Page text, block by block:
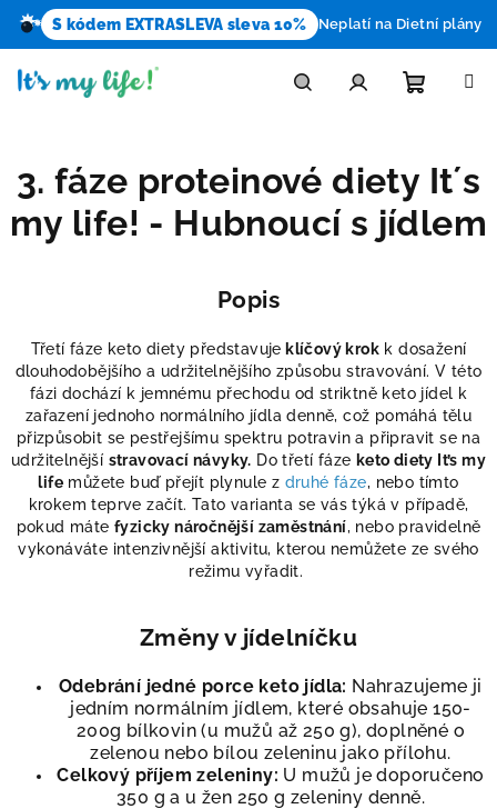
S kódem EXTRASLEVA sleva 10% Neplatí na Dietní plány
košík
3. fáze proteinové diety It´s
my life! - Hubnoucí s jídlem
Popis
Třetí fáze keto diety představuje klíčový krok k dosažení
dlouhodobějšího a udržitelnějšího způsobu stravování. V této
fázi dochází k jemnému přechodu od striktně keto jídel k
zařazení jednoho normálního jídla denně, což pomáhá tělu
přizpůsobit se pestřejšímu spektru potravin a připravit se na
udržitelnější stravovací návyky. Dotřetí fáze keto diety It’s my
life můžete buď přejít plynule z druhé fáze, nebo tímto
krokem teprve začít. Tato varianta se vás týká v případě,
pokud máte fyzicky náročnější zaměstnání, nebo pravidelně
vykonáváte intenzivnější aktivitu, kterou nemůžete ze svého
režimu vyřadit.
Změny v jídelníčku
Odebrání jedné porce keto jídla: Nahrazujeme ji
jedním normálním jídlem, které obsahuje 150-
200g bílkovin (u mužů až 250 g), doplněné o
zelenou nebo bílou zeleninu jako přílohu.
Celkový příjem zeleniny: U mužů je doporučeno
350 g a u žen 250 g zeleniny denně.